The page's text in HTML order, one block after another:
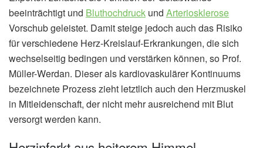
beeinträchtigt und Bluthochdruck und Arteriosklerose
Vorschub geleistet. Damit steige jedoch auch das Risiko
für verschiedene Herz-Kreislauf-Erkrankungen, die sich
wechselseitig bedingen und verstärken können, so Prof.
Müller-Werdan. Dieser als kardiovaskulärer Kontinuums
bezeichnete Prozess zieht letztlich auch den Herzmuskel
in Mitleidenschaft, der nicht mehr ausreichend mit Blut
versorgt werden kann.